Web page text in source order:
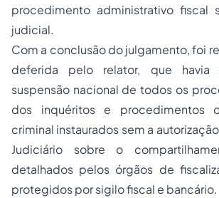
procedimento administrativo fiscal
judicial.
Com a conclusão do julgamento, foi
deferida pelo relator, que havia
suspensão nacional de todos os
dos inquéritos e procedimentos
criminal instaurados sem a
Judiciário sobre o
detalhados pelos órgãos de
protegidos por sigilo fiscal e bancário.